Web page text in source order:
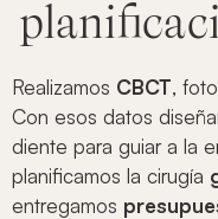
Realizamos CBCT,
Con esos datos
diente para guiar a la
planificamos la cirugía
entregamos